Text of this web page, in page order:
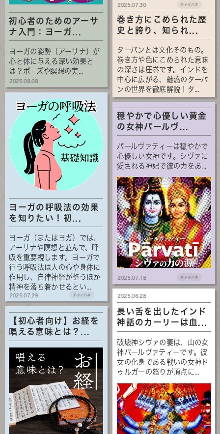
初心者のためのアーサ
ナ入門：ヨーガ...
ヨーガの姿勢（アーサナ）が
心と体に与える深い効果と
は？ポーズや瞑想の実...
2025.08.08
巻き方にこめられた歴
史と誇り、知られ...
ターバンとは文化そのもの。
巻き方や色にこめられた意味
の深さは圧巻です。インドを
中心に広がる、魅惑のターバ
ンの世界を徹底解説！タ...
2025.07.30 チャイハネ
ヨーガの呼吸法の効果
を知りたい！初...
ヨーガ（またはヨガ）では、
アーサナや瞑想と並んで、呼
吸を重要視します。ヨーガで
行う呼吸法は人の心や身体に
作用し、自律神経が整うほか
精神を落ち着かせるとい...
2025.07.29 チャイハネ
穏やかで心優しい黄金
の女神パールヴ...
パールヴァティーは穏やかで
心優しい女神です。シヴァに
愛される神妃で彼の力をあ...
2025.07.18 チャイハネ
【初心者向け】お経を
唱える意味とは？...
長い舌を出したインド
神話のカーリーは血...
破壊神シヴァの妻は、山の女
神パールヴァティーです。彼
女の化身である戦いの女神ド
ゥルガーの怒りが頂点に...
2025.06.28